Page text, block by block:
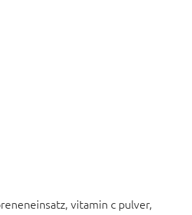
vitamin c pulver,